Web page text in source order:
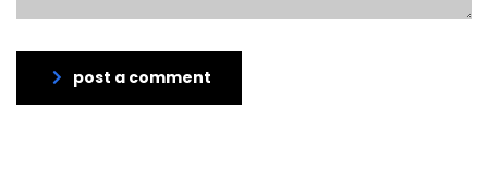
post a comment